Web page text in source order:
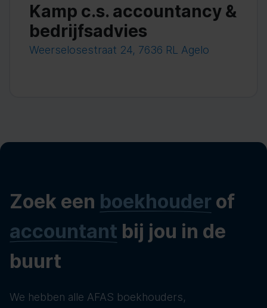
Kamp c.s. accountancy &
bedrijfsadvies
Weerselosestraat 24, 7636 RL Agelo
Zoek een boekhouder of
accountant bij jou in de
buurt
We hebben alle AFAS boekhouders,